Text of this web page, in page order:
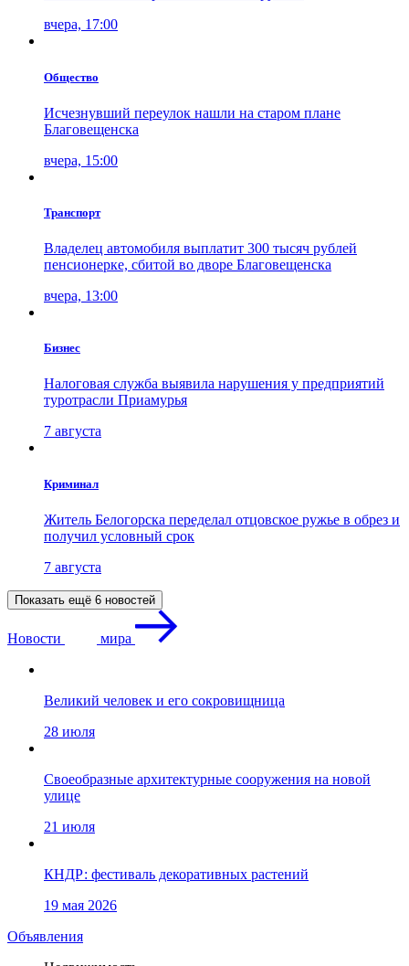
вчера, 17:00
Общество
Исчезнувший переулок нашли на старом плане
Благовещенска
вчера, 15:00
Транспорт
Владелец автомобиля выплатит 300 тысяч рублей
пенсионерке, сбитой во дворе Благовещенска
вчера, 13:00
Бизнес
Налоговая служба выявила нарушения у предприятий
туротрасли Приамурья
7 августа
Криминал
Житель Белогорска переделал отцовское ружье в обрез и
получил условный срок
7 августа
Показать ещё 6 новостей
Новости мира
Великий человек и его сокровищница
28 июля
Своеобразные архитектурные сооружения на новой
улице
21 июля
КНДР: фестиваль декоративных растений
19 мая 2026
Объявления